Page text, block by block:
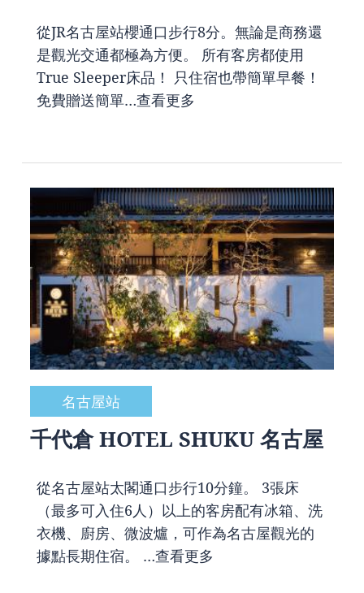
從JR名古屋站櫻通口步行8分。無論是商務還
是觀光交通都極為方便。 所有客房都使用
True Sleeper床品！ 只住宿也帶簡單早餐！
免費贈送簡單…查看更多
名古屋站
千代倉 HOTEL SHUKU 名古屋
從名古屋站太閣通口步行10分鐘。 3張床
（最多可入住6人）以上的客房配有冰箱、洗
衣機、廚房、微波爐，可作為名古屋觀光的
據點長期住宿。 …查看更多